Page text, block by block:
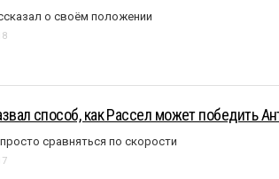
о своём положении
способ, как Рассел может победить
сравняться по скорости